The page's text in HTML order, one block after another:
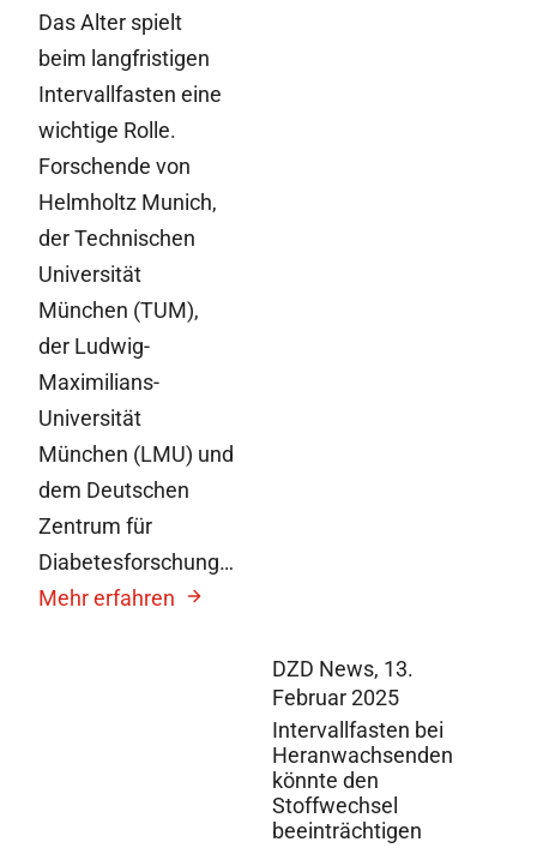
DZD News, 13.
Februar 2025
Intervallfasten bei
Heranwachsenden
könnte den
Stoffwechsel
beeinträchtigen
Das Alter spielt
beim langfristigen
Intervallfasten eine
wichtige Rolle.
Forschende von
Helmholtz Munich,
der Technischen
Universität
München (TUM),
der Ludwig-
Maximilians-
Universität
München (LMU) und
dem Deutschen
Zentrum für
Diabetesforschung…
Mehr erfahren